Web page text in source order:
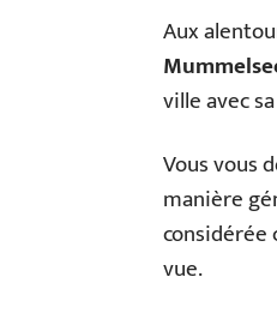
Aux
ville avec
Vous vous
manière
considérée
vue.